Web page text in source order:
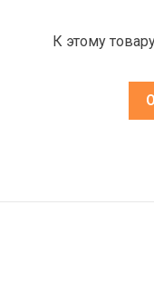
К этому